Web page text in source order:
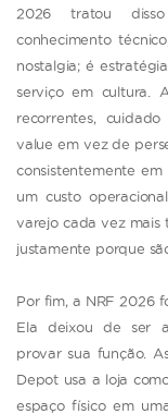
2026 tratou
conhecimento
nostalgia; é
serviço em cultura.
recorrentes,
value em vez de
consistentemente
um custo
varejo cada vez mais
justamente porque
Por fim, a NRF 2026
Ela deixou de ser
provar sua função.
Depot usa a loja
espaço físico em